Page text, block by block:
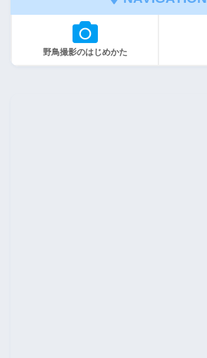
野鳥撮影のはじめかた